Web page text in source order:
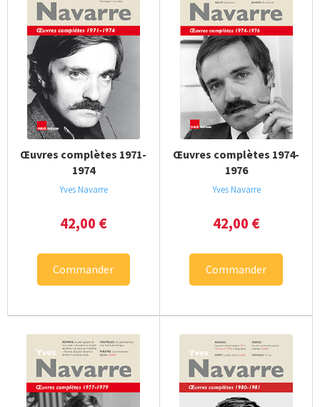
Œuvres complètes 1971-
1974
Yves Navarre
42,00 €
Commander
Œuvres complètes 1974-
1976
Yves Navarre
42,00 €
Commander